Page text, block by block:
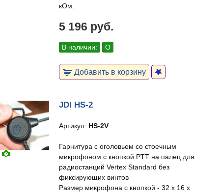
кОм.
5 196 руб.
В наличии: О
Добавить в корзину
JDI HS-2
Артикул: HS-2V
Гарнитура с оголовьем со стоечным
микрофоном с кнопкой PTT на палец для
радиостанций Vertex Standard без
фиксирующих винтов
Размер микрофона с кнопкой - 32 х 16 х